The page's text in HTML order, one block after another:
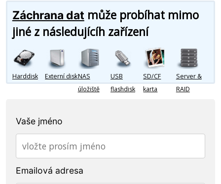
Záchrana datmůže probíhat mimo
jiné z následujícíh zařízení
Harddisk Externí diskNAS
úložiště
USB
flashdisk
SD/CF
karta
Server &
RAID
Vaše jméno
Emailová adresa